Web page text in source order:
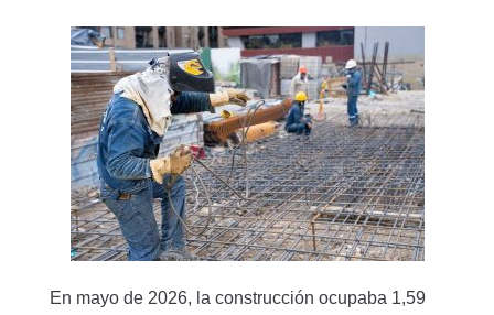
En mayo de 2026, la construcción ocupaba 1,59